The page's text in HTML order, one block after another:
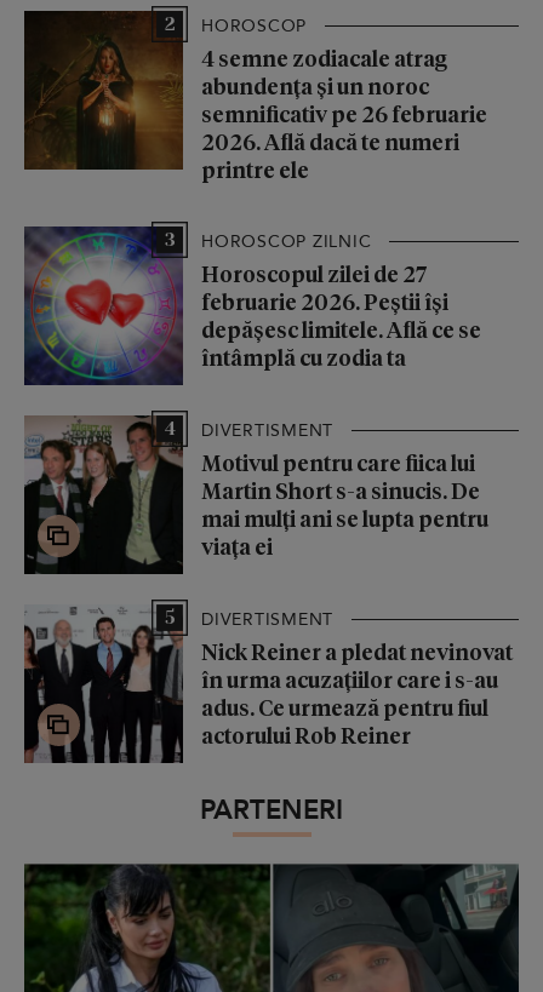
2 HOROSCOP
4 semne zodiacale atrag
abundența și un noroc
semnificativ pe 26 februarie
2026. Află dacă te numeri
printre ele
3 HOROSCOP ZILNIC
Horoscopul zilei de 27
februarie 2026. Peștii își
depășesc limitele. Află ce se
întâmplă cu zodia ta
4 DIVERTISMENT
Motivul pentru care fiica lui
Martin Short s-a sinucis. De
mai mulți ani se lupta pentru
viața ei
5 DIVERTISMENT
Nick Reiner a pledat nevinovat
în urma acuzațiilor care i s-au
adus. Ce urmează pentru fiul
actorului Rob Reiner
PARTENERI